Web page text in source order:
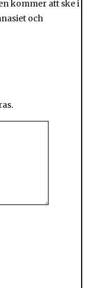
kommer att ske i
och